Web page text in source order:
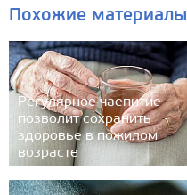
Похожие материалы
Регулярное чаепитие
позволит сохранить
здоровье в пожилом
возрасте